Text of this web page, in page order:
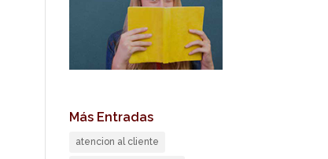
Más Entradas
atencion al cliente